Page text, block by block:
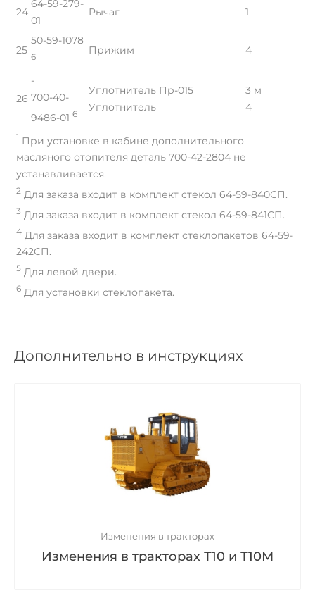
24
64-59-279-
01
Рычаг 1
25
50-59-1078
6
Прижим 4
26
-
700-40-
9486-01 6
Уплотнитель Пр-015
Уплотнитель
3 м
4
1 При установке в кабине дополнительного
масляного отопителя деталь 700-42-2804 не
устанавливается.
2 Для заказа входит в комплект стекол 64-59-840СП.
3 Для заказа входит в комплект стекол 64-59-841СП.
4 Для заказа входит в комплект стеклопакетов 64-59-
242СП.
5 Для левой двери.
6 Для установки стеклопакета.
Дополнительно в инструкциях
Изменения в тракторах
Изменения в тракторах Т10 и Т10М